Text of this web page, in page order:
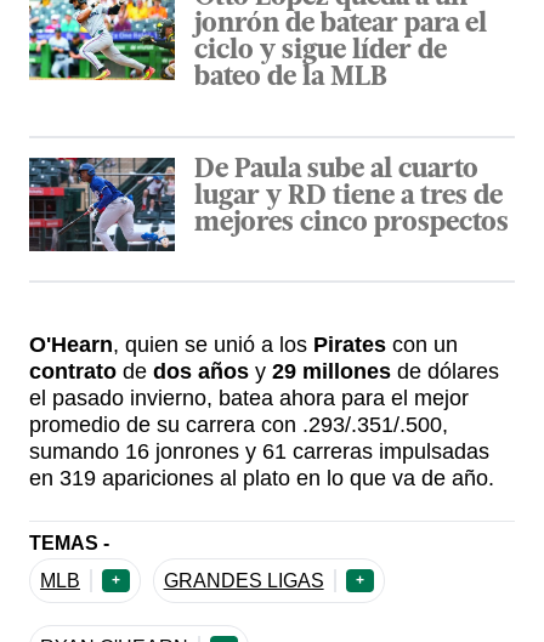
jonrón de batear para el
ciclo y sigue líder de
bateo de la MLB
De Paula sube al cuarto
lugar y RD tiene a tres de
mejores cinco prospectos
O'Hearn, quien se unió a los Pirates con un
contrato de dos años y 29 millones de dólares
el pasado invierno, batea ahora para el mejor
promedio de su carrera con .293/.351/.500,
sumando 16 jonrones y 61 carreras impulsadas
en 319 apariciones al plato en lo que va de año.
TEMAS -
MLB
+ GRANDES LIGAS +